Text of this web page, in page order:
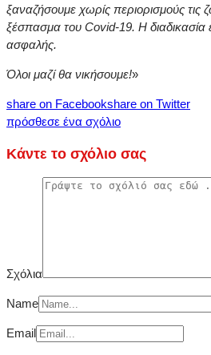
ξαναζήσουμε χωρίς περιορισμούς τις
ξέσπασμα του Covid-19. Η διαδικασία
ασφαλής.
Όλοι μαζί θα νικήσουμε!»
share on Facebookshare on Twitter
πρόσθεσε ένα σχόλιο
Κάντε το σχόλιο σας
Σχόλια
Name
Email